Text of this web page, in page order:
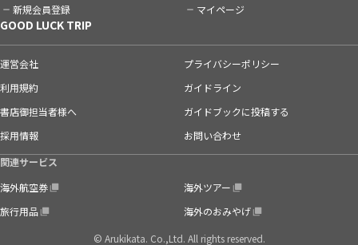
新規会員登録 マイページ
GOOD LUCK TRIP
運営会社
プライバシーポリシー
利用規約
ガイドライン
書店御担当者様へ
ガイドブックに投稿する
採用情報
お問い合わせ
関連サービス
海外航空券
海外ツアー
旅行用品
海外のおみやげ
© Arukikata. Co.,Ltd. All rights reserved.